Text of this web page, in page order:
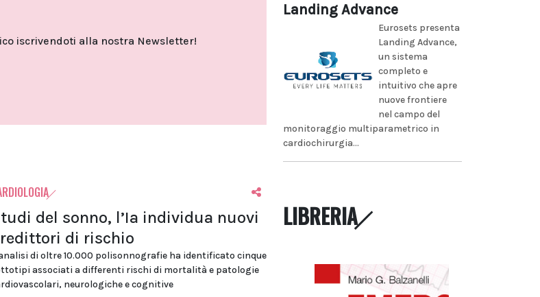
iscrivendoti alla nostra Newsletter!
del sonno, l’Ia individua nuovi
di rischio
di oltre 10.000 polisonnografie ha identificato cinque
associati a differenti rischi di mortalità e patologie
neurologiche e cognitive
Landing Advance
Eurosets presenta
Landing Advance,
un sistema
completo e
intuitivo che apre
nuove frontiere
nel campo del
monitoraggio multiparametrico in
cardiochirurgia...
LIBRERIA